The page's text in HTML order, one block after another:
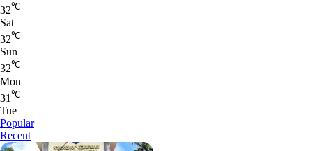
32℃
Sat
32℃
Sun
32℃
Mon
31 ℃
Tue
Popular
Recent